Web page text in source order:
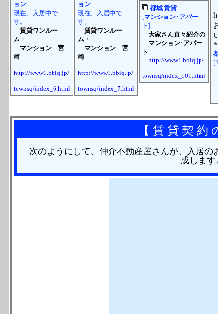
ョン
現在、入居中で
す。
賃貸ワンルー
ム ・
マンション
宮
崎
http://www1.bbiq.jp/
townsq/index_6.html
ョン
現在、入居中で
す。
賃貸ワンルー
ム ・
マンション
宮
崎
http://www1.bbiq.jp/
townsq/index_7.html
都城 賃貸
[マンション･ アパー
ト]
大家さん直々紹介の
マンション･アパー
ト
http://www1.bbiq.jp/
townsq/index_101.html
[
【 賃 貸 契 約
次のようにして、仲介不動産屋さんが、入居の
成します